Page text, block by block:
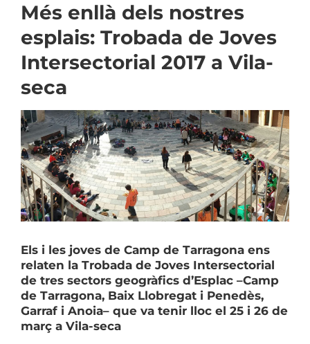
Més enllà dels nostres
esplais: Trobada de Joves
Intersectorial 2017 a Vila-
seca
View
Larger
Image
Els i les joves de Camp de Tarragona ens
relaten la Trobada de Joves Intersectorial
de tres sectors geogràfics d’Esplac –Camp
de Tarragona, Baix Llobregat i Penedès,
Garraf i Anoia– que va tenir lloc el 25 i 26 de
març a Vila-seca